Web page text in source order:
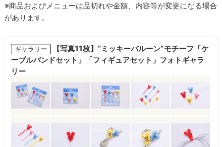
※商品およびメニューは品切れや金額、内容等が変更になる場合
があります。
ギャラリー
【写真11枚】“ミッキーバルーン”モチーフ「ケ
ーブルバンドセット」「フィギュアセット」フォトギャラ
リー